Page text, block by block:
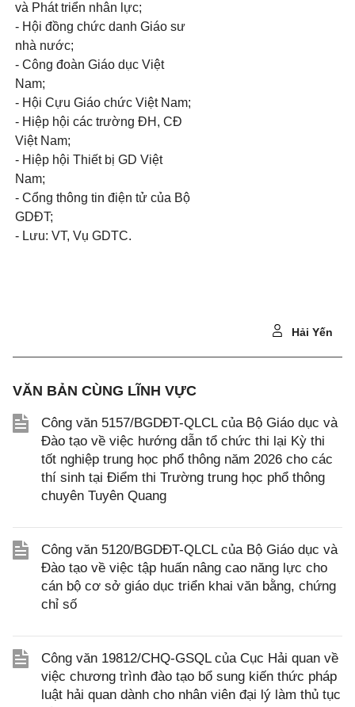
và Phát triển nhân lực;
- Hội đồng chức danh Giáo sư
nhà nước;
- Công đoàn Giáo dục Việt
Nam;
- Hội Cựu Giáo chức Việt Nam;
- Hiệp hội các trường ĐH, CĐ
Việt Nam;
- Hiệp hội Thiết bị GD Việt
Nam;
- Cổng thông tin điện tử của Bộ
GDĐT;
- Lưu: VT, Vụ GDTC.
Hải Yến
VĂN BẢN CÙNG LĨNH VỰC
Công văn 5157/BGDĐT-QLCL của Bộ Giáo dục và
Đào tạo về việc hướng dẫn tổ chức thi lại Kỳ thi
tốt nghiệp trung học phổ thông năm 2026 cho các
thí sinh tại Điểm thi Trường trung học phổ thông
chuyên Tuyên Quang
Công văn 5120/BGDĐT-QLCL của Bộ Giáo dục và
Đào tạo về việc tập huấn nâng cao năng lực cho
cán bộ cơ sở giáo dục triển khai văn bằng, chứng
chỉ số
Công văn 19812/CHQ-GSQL của Cục Hải quan về
việc chương trình đào tạo bổ sung kiến thức pháp
luật hải quan dành cho nhân viên đại lý làm thủ tục